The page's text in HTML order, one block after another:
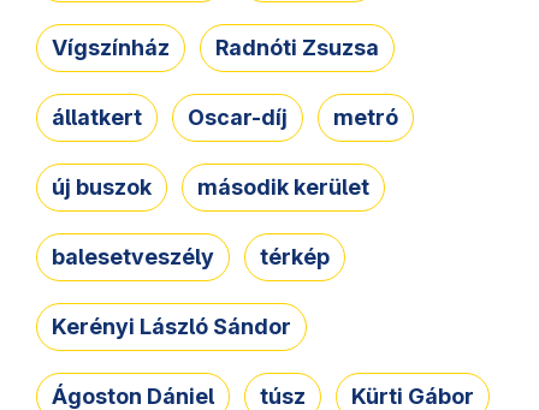
Vígszínház Radnóti Zsuzsa
állatkert Oscar-díj metró
új buszok második kerület
balesetveszély térkép
Kerényi László Sándor
Ágoston Dániel túsz Kürti Gábor